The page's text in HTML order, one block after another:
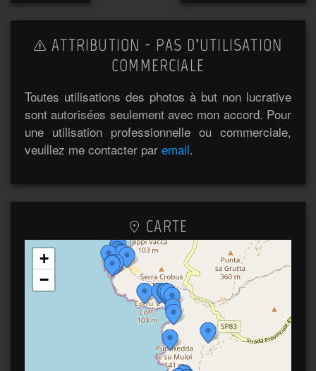
ATTRIBUTION - PAS D’UTILISATION
COMMERCIALE
Toutes utilisations des photos à but non lucrative
sont autorisées seulement avec mon accord. Pour
une utilisation professionnelle ou commerciale,
veuillez me contacter par email.
CARTE
+
−